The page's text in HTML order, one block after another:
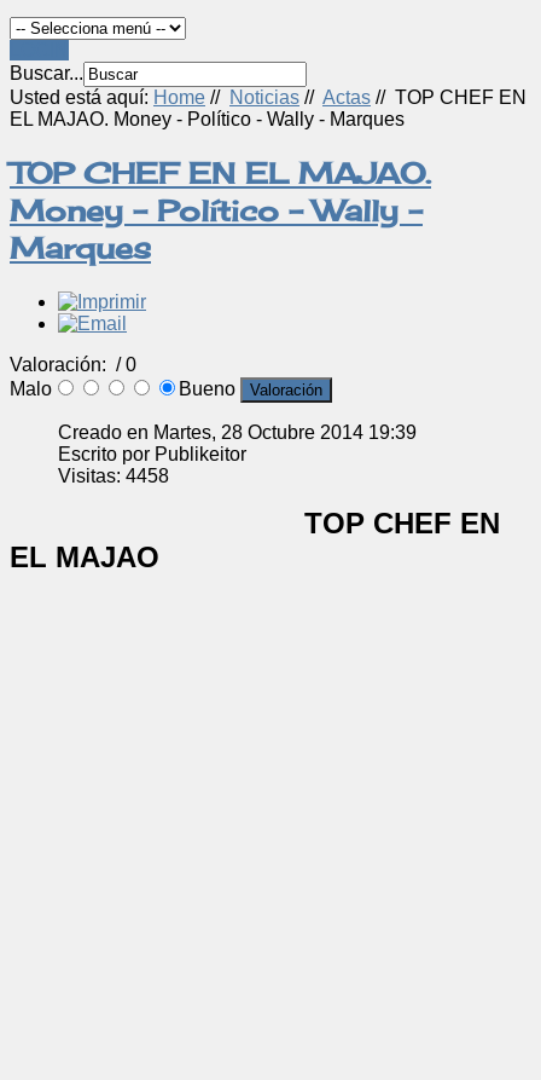
Buscar...
Usted está aquí: Home // Noticias // Actas // TOP CHEF EN
EL MAJAO. Money - Político - Wally - Marques
TOP CHEF EN EL MAJAO.
Money - Político - Wally -
Marques
Valoración: / 0
Malo
Bueno
Creado en Martes, 28 Octubre 2014 19:39
Escrito por Publikeitor
Visitas: 4458
TOP CHEF EN
EL MAJAO